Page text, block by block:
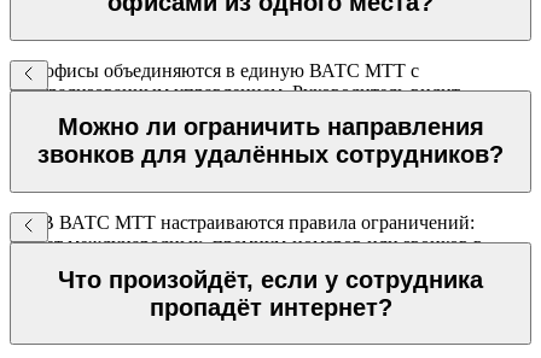
Все офисы объединяются в единую ВАТС МТТ с
централизованным управлением. Руководитель видит
статистику по каждому офису и сотруднику из одного
личного кабинета.
Можно ли ограничить направления
звонков для удалённых сотрудников?
Да. В ВАТС МТТ настраиваются правила ограничений:
запрет международных, премиум-номеров или звонков в
определённое время для отдельных сотрудников или групп.
Что произойдёт, если у сотрудника
пропадёт интернет?